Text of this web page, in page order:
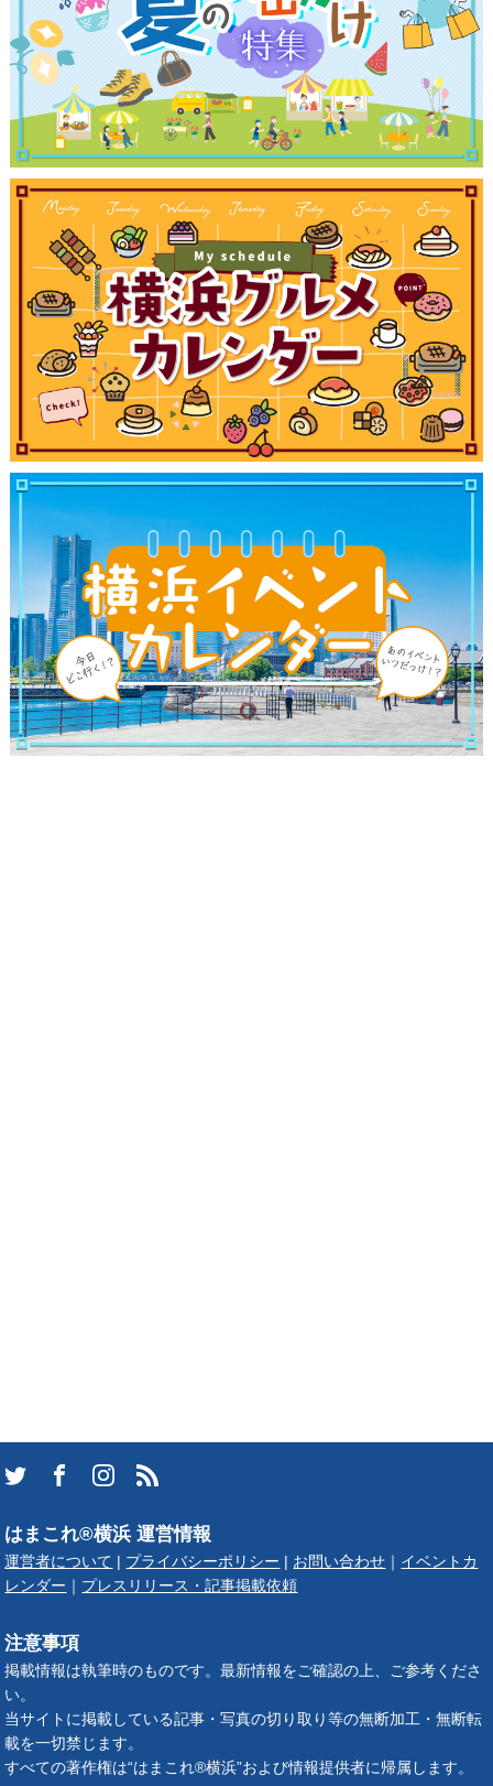
はまこれ®横浜 運営情報
運営者について プライバシーポリシー お問い合わせ
イベントカ
レンダー
プレスリリース・記事掲載依頼
注意事項
掲載情報は執筆時のものです。最新情報をご確認の上、ご参考くださ
い。
当サイトに掲載している記事・写真の切り取り等の無断加工・無断転
載を一切禁じます。
すべての著作権は“はまこれ®横浜”および情報提供者に帰属します。